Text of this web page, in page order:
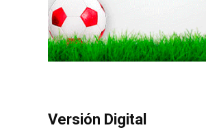
Versión Digital